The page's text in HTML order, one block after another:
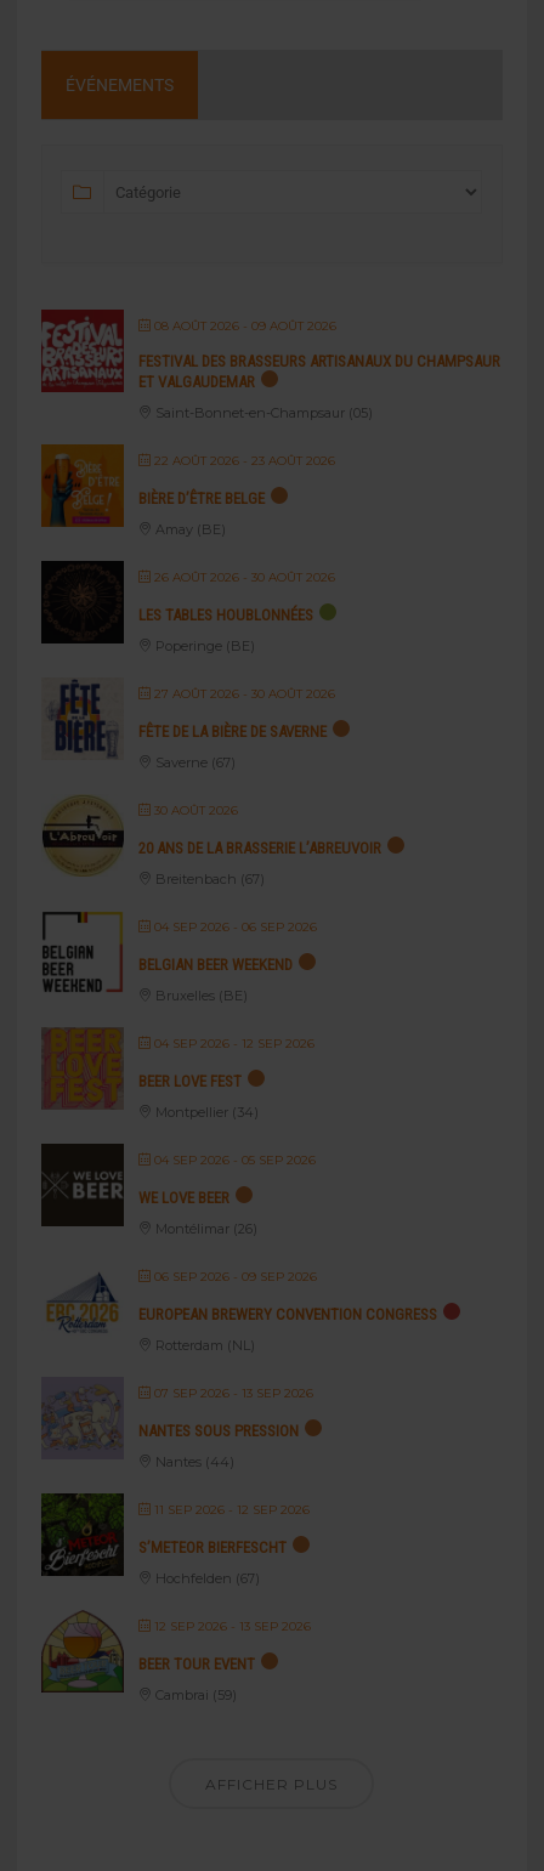
ÉVÉNEMENTS
08 AOÛT 2026- 09 AOÛT 2026
FESTIVAL DES BRASSEURS ARTISANAUX DU CHAMPSAUR
ET VALGAUDEMAR
Saint-Bonnet-en-Champsaur (05)
22 AOÛT 2026- 23 AOÛT 2026
BIÈRE D’ÊTRE BELGE
Amay (BE)
26 AOÛT 2026- 30 AOÛT 2026
LES TABLES HOUBLONNÉES
Poperinge (BE)
27 AOÛT 2026- 30 AOÛT 2026
FÊTE DE LA BIÈRE DE SAVERNE
Saverne (67)
30 AOÛT 2026
20 ANS DE LA BRASSERIE L’ABREUVOIR
Breitenbach (67)
04 SEP 2026- 06 SEP 2026
BELGIAN BEER WEEKEND
Bruxelles (BE)
04 SEP 2026- 12 SEP 2026
BEER LOVE FEST
Montpellier (34)
04 SEP 2026- 05 SEP 2026
WE LOVE BEER
Montélimar (26)
06 SEP 2026- 09 SEP 2026
EUROPEAN BREWERY CONVENTION CONGRESS
Rotterdam (NL)
07 SEP 2026- 13 SEP 2026
NANTES SOUS PRESSION
Nantes (44)
11 SEP 2026- 12 SEP 2026
S’METEOR BIERFESCHT
Hochfelden (67)
12 SEP 2026- 13 SEP 2026
BEER TOUR EVENT
Cambrai (59)
AFFICHER PLUS